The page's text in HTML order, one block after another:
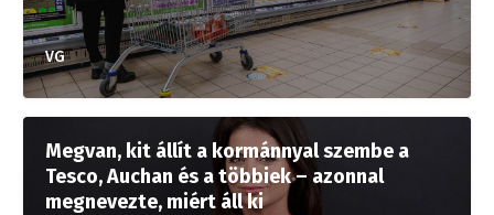
VG
Megvan, kit állít a kormánnyal szembe a
Tesco, Auchan és a többiek – azonnal
megnevezte, miért áll ki